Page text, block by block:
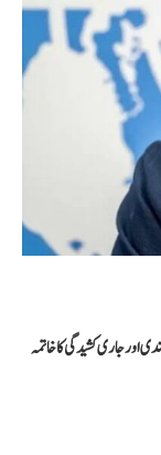
اور جاری کشیدگی کا خاتمہ